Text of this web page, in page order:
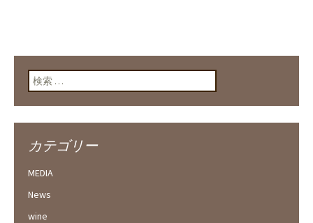
検索:
カテゴリー
MEDIA
News
wine